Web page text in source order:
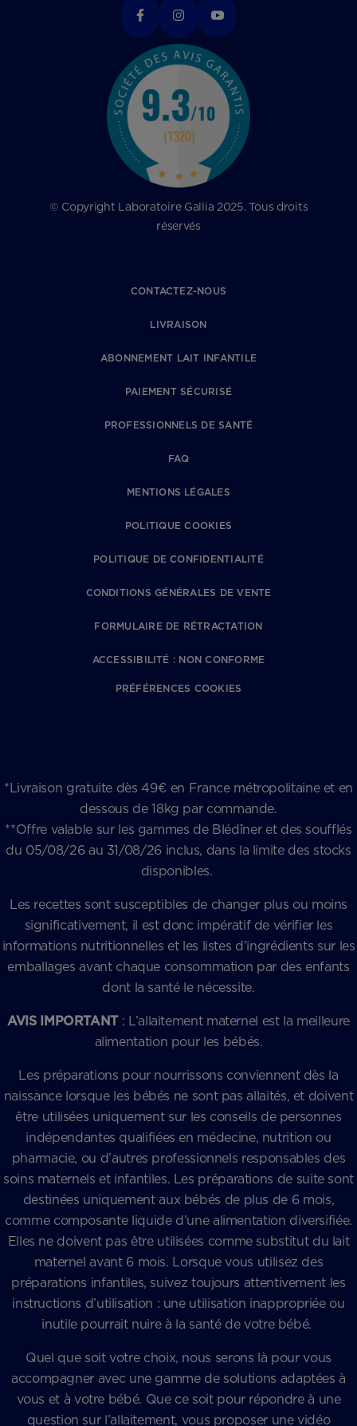
© Copyright Laboratoire Gallia 2025. Tous droits
réservés
CONTACTEZ-NOUS
LIVRAISON
ABONNEMENT LAIT INFANTILE
PAIEMENT SÉCURISÉ
PROFESSIONNELS DE SANTÉ
FAQ
MENTIONS LÉGALES
POLITIQUE COOKIES
POLITIQUE DE CONFIDENTIALITÉ
CONDITIONS GÉNÉRALES DE VENTE
FORMULAIRE DE RÉTRACTATION
ACCESSIBILITÉ : NON CONFORME
PRÉFÉRENCES COOKIES
*Livraison gratuite dès 49€ en France métropolitaine et en
dessous de 18kg par commande.
**Offre valable sur les gammes de Blédîner et des soufflés
du 05/08/26 au 31/08/26 inclus, dans la limite des stocks
disponibles.
Les recettes sont susceptibles de changer plus ou moins
significativement, il est donc impératif de vérifier les
informations nutritionnelles et les listes d’ingrédients sur les
emballages avant chaque consommation par des enfants
dont la santé le nécessite.
AVIS IMPORTANT : L’allaitement maternel est la meilleure
alimentation pour les bébés.
Les préparations pour nourrissons conviennent dès la
naissance lorsque les bébés ne sont pas allaités, et doivent
être utilisées uniquement sur les conseils de personnes
indépendantes qualifiées en médecine, nutrition ou
pharmacie, ou d’autres professionnels responsables des
soins maternels et infantiles. Les préparations de suite sont
destinées uniquement aux bébés de plus de 6 mois,
comme composante liquide d’une alimentation diversifiée.
Elles ne doivent pas être utilisées comme substitut du lait
maternel avant 6 mois. Lorsque vous utilisez des
préparations infantiles, suivez toujours attentivement les
instructions d’utilisation : une utilisation inappropriée ou
inutile pourrait nuire à la santé de votre bébé.
Quel que soit votre choix, nous serons là pour vous
accompagner avec une gamme de solutions adaptées à
vous et à votre bébé. Que ce soit pour répondre à une
question sur l’allaitement, vous proposer une vidéo